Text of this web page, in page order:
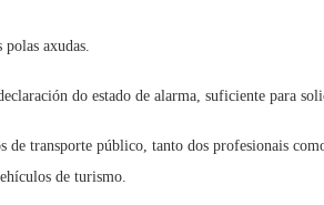
axudas.
do estado de alarma, suficiente para
transporte público, tanto dos profesionais
de turismo.